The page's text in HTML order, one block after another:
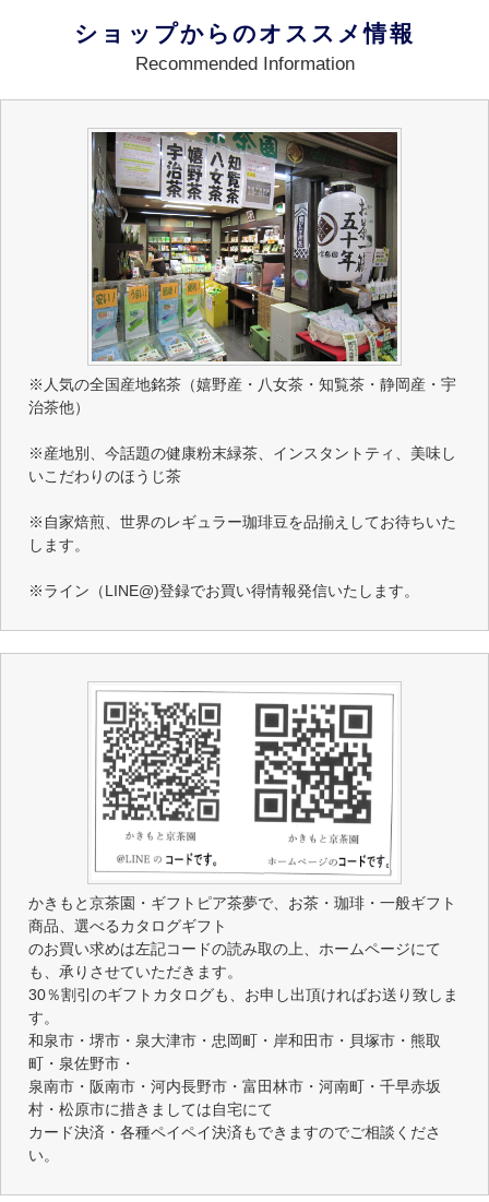
ショップからのオススメ情報
Recommended Information
※人気の全国産地銘茶（嬉野産・八女茶・知覧茶・静岡産・宇
治茶他）
※産地別、今話題の健康粉末緑茶、インスタントティ、美味し
いこだわりのほうじ茶
※自家焙煎、世界のレギュラー珈琲豆を品揃えしてお待ちいた
します。
※ライン（LINE@)登録でお買い得情報発信いたします。
かきもと京茶園・ギフトピア茶夢で、お茶・珈琲・一般ギフト
商品、選べるカタログギフト
のお買い求めは左記コードの読み取の上、ホームページにて
も、承りさせていただきます。
30％割引のギフトカタログも、お申し出頂ければお送り致しま
す。
和泉市・堺市・泉大津市・忠岡町・岸和田市・貝塚市・熊取
町・泉佐野市・
泉南市・阪南市・河内長野市・富田林市・河南町・千早赤坂
村・松原市に措きましては自宅にて
カード決済・各種ペイペイ決済もできますのでご相談くださ
い。